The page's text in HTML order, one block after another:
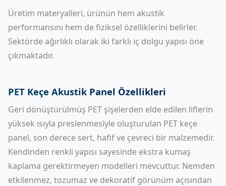
Üretim materyalleri, ürünün hem akustik
performansını hem de fiziksel özelliklerini belirler.
Sektörde ağırlıklı olarak iki farklı iç dolgu yapısı öne
çıkmaktadır.
PET Keçe Akustik Panel Özellikleri
Geri dönüştürülmüş PET şişelerden elde edilen liflerin
yüksek ısıyla preslenmesiyle oluşturulan PET keçe
panel, son derece sert, hafif ve çevreci bir malzemedir.
Kendinden renkli yapısı sayesinde ekstra kumaş
kaplama gerektirmeyen modelleri mevcuttur. Nemden
etkilenmez, tozumaz ve dekoratif görünüm açısından